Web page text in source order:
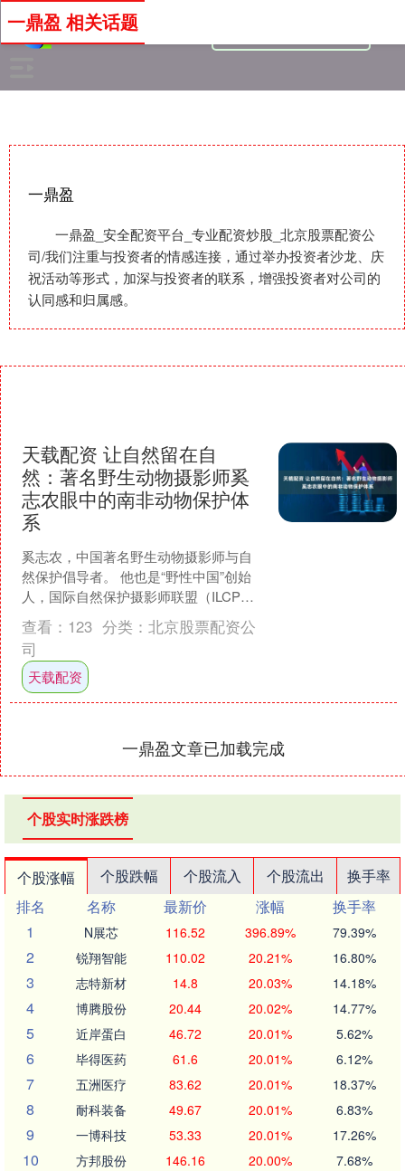
一鼎盈
一鼎盈_安全配资平台_专业配资炒股_北京股票配资公
司/我们注重与投资者的情感连接，通过举办投资者沙龙、庆
祝活动等形式，加深与投资者的联系，增强投资者对公司的
认同感和归属感。
一鼎盈 相关话题
天载配资 让自然留在自
然：著名野生动物摄影师奚
志农眼中的南非动物保护体
系
奚志农，中国著名野生动物摄影师与自
然保护倡导者。 他也是“野性中国”创始
人，国际自然保护摄影师联盟（ILCP）
目前唯一入选的中国摄影师。 四十余年
来，他用镜头记....
查看： 123 分类： 北京股票配资公
司
天载配资
一鼎盈文章已加载完成
个股实时涨跌榜
个股涨幅 个股跌幅 个股流入 个股流出
换手率
排名
名称 最新价 涨幅
换手率
1
N展芯 116.52 396.89% 79.39%
2 锐翔智能 110.02 20.21% 16.80%
3 志特新材 14.8 20.03% 14.18%
4 博腾股份 20.44 20.02% 14.77%
5 近岸蛋白 46.72 20.01% 5.62%
6 毕得医药 61.6 20.01% 6.12%
7 五洲医疗 83.62 20.01% 18.37%
8 耐科装备 49.67 20.01% 6.83%
9 一博科技 53.33 20.01% 17.26%
10 方邦股份 146.16 20.00% 7.68%